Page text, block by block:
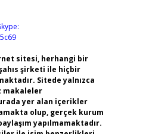
sitesi, herhangi bir
şirketi ile hiçbir
Sitede yalnızca
makaleler
yer alan içerikler
olup, gerçek kurum
yapılmamaktadır.